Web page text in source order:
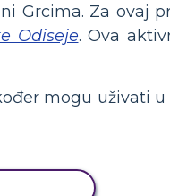
Grcima. Za ovaj
Odiseje. Ova
mogu uživati